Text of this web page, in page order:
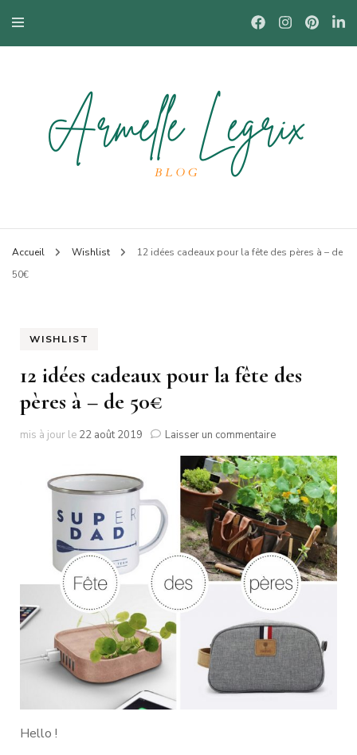
Armelle
Accueil Wishlist
12 idées cadeaux pour la fête des pères à – de
50€
WISHLIST
12 idées cadeaux pour la fête des
pères à – de 50€
mis à jour le 22 août 2019 Laisser un commentairesur
idées
cadeaux
pour
la
fête
des
pères
à
–
de
50€
Hello !